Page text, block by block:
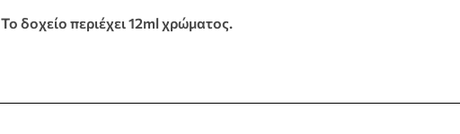
Το δοχείο περιέχει 12ml χρώματος.